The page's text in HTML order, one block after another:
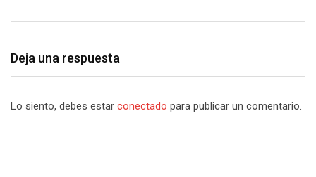
Deja una respuesta
Lo siento, debes estar conectado para publicar un comentario.